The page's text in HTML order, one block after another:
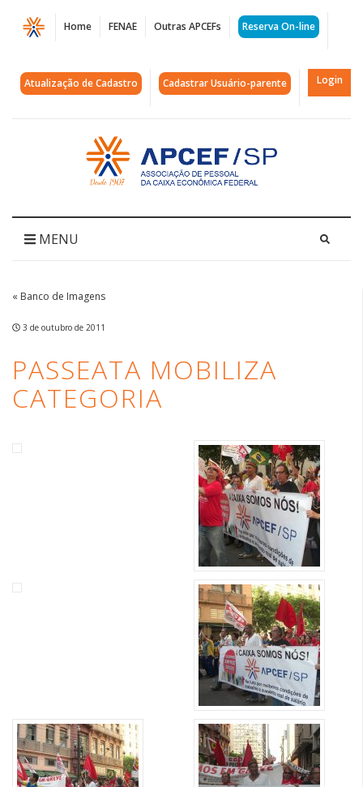
Página
Passeata
mobiliza
APCEF/SP
Home FENAE Outras APCEFs Reserva On-line
Atualização de Cadastro Cadastrar Usuário-parente Login
Acessar
página
inicial
MENU
« Banco de Imagens
3 de outubro de 2011
PASSEATA MOBILIZA
CATEGORIA